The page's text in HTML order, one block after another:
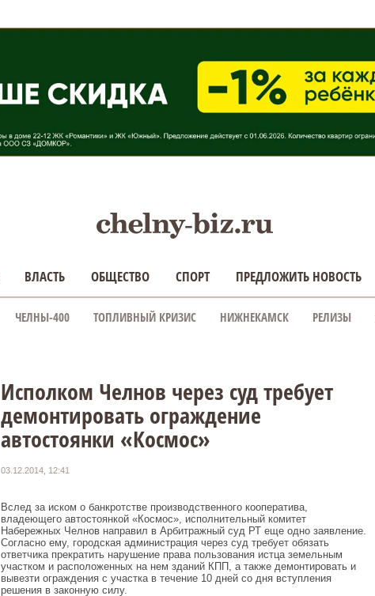
ВЛАСТЬ ОБЩЕСТВО СПОРТ ПРЕДЛОЖИТЬ НОВОСТЬ
ЧЕЛНЫ-400 ТОПЛИВНЫЙ КРИЗИС НИЖНЕКАМСК РЕЛИЗЫ
Исполком Челнов через суд требует
демонтировать ограждение
автостоянки «Космос»
03.12.2014, 12:41
Вслед за иском о банкротстве производственного кооператива,
владеющего автостоянкой «Космос», исполнительный комитет
Набережных Челнов направил в Арбитражный суд РТ еще одно заявление.
Согласно ему, городская администрация через суд требует обязать
ответчика прекратить нарушение права пользования истца земельным
участком и расположенных на нем зданий КПП, а также демонтировать и
вывезти ограждения с участка в течение 10 дней со дня вступления
решения в законную силу.